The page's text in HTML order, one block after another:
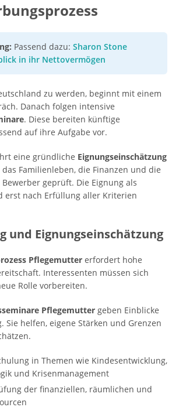
Passend dazu: Sharon Stone
in ihr Nettovermögen
zu werden, beginnt mit einem
Danach folgen intensive
. Diese bereiten künftige
auf ihre Aufgabe vor.
eine gründliche Eignungseinschätzung
Familienleben, die Finanzen und die
geprüft. Die Eignung als
erst nach Erfüllung aller Kriterien
und Eignungseinschätzung
Pflegemutter erfordert hohe
Interessenten müssen sich
Rolle vorbereiten.
Pflegemutter geben Einblicke
Sie helfen, eigene Stärken und Grenzen
in Themen wie Kindesentwicklung,
und Krisenmanagement
der finanziellen, räumlichen und